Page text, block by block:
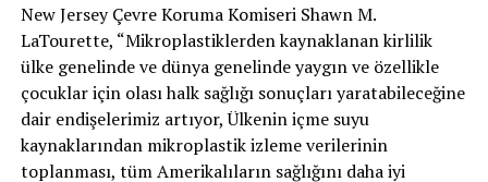
New Jersey Çevre Koruma Komiseri Shawn M.
LaTourette, “Mikroplastiklerden kaynaklanan kirlilik
ülke genelinde ve dünya genelinde yaygın ve özellikle
çocuklar için olası halk sağlığı sonuçları yaratabileceğine
dair endişelerimiz artıyor, Ülkenin içme suyu
kaynaklarından mikroplastik izleme verilerinin
toplanması, tüm Amerikalıların sağlığını daha iyi